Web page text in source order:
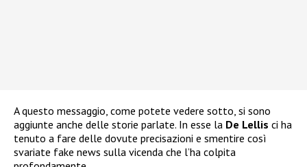
A questo messaggio, come potete vedere sotto, si sono
aggiunte anche delle storie parlate. In esse la De Lellis ci ha
tenuto a fare delle dovute precisazioni e smentire così
svariate fake news sulla vicenda che l’ha colpita